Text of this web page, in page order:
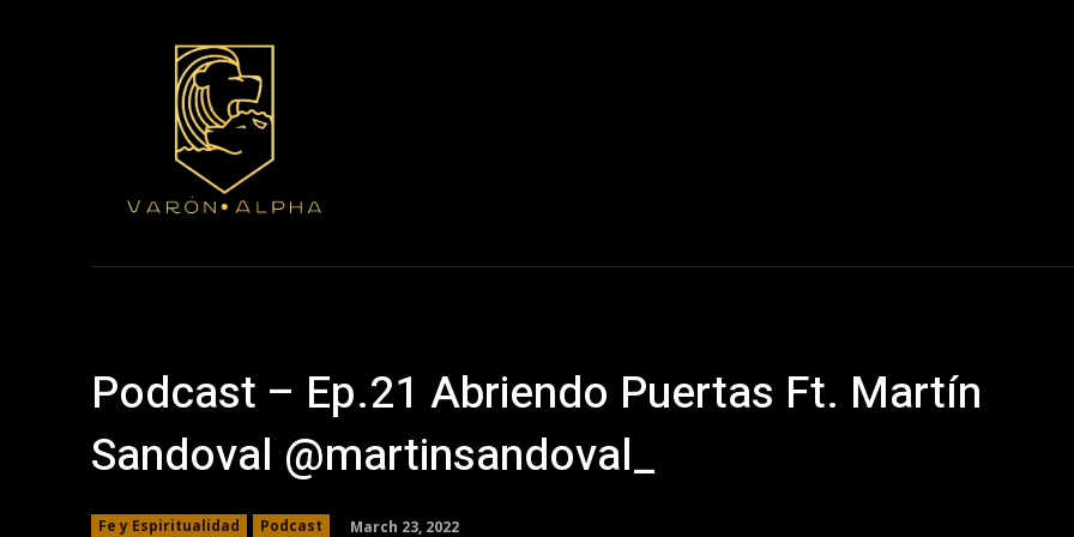
Podcast – Ep.21 Abriendo Puertas Ft. Martín
Sandoval @martinsandoval_
Fe y Espiritualidad Podcast March 23, 2022